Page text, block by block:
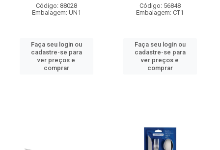
Código: 88028
Embalagem: UN1
Faça seu login ou
cadastre-se para
ver preços e
comprar
Código: 56848
Embalagem: CT1
Faça seu login ou
cadastre-se para
ver preços e
comprar